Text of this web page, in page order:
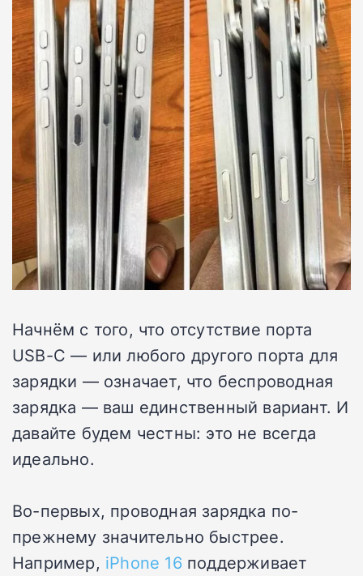
Начнём с того, что отсутствие порта
USB-C — или любого другого порта для
зарядки — означает, что беспроводная
зарядка — ваш единственный вариант. И
давайте будем честны: это не всегда
идеально.
Во-первых, проводная зарядка по-
прежнему значительно быстрее.
Например, iPhone 16поддерживает